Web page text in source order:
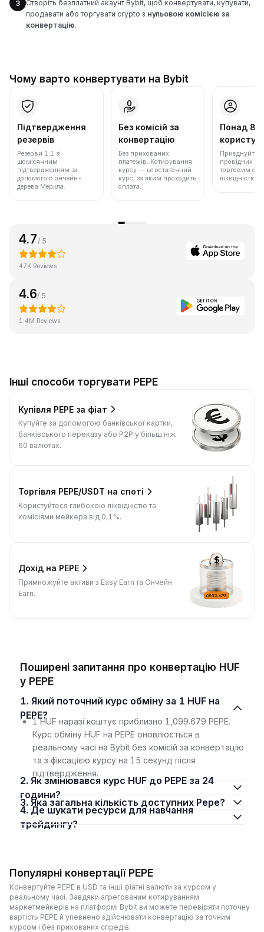
3
Створіть безплатний акаунт Bybit, щоб конвертувати, купувати,
продавати або торгувати crypto з нульовою комісією за
конвертацію.
Чому варто конвертувати на Bybit
Підтвердження
резервів
Резерви 1:1 зі
щомісячним
підтвердженням за
допомогою ончейн-
дерева Меркла.
Без комісій за
конвертацію
Без прихованих
платежів. Котирування
курсу — це остаточний
курс, за яким проходить
оплата.
Понад 86
Приєднуйтеся
провідних
торговим
ліквідністю.
4.7 / 5
47K Reviews
4.6/ 5
1.4M Reviews
Інші способи торгувати PEPE
Купівля PEPE за фіат
Купуйте за допомогою банківської картки,
банківського переказу або P2P у більш ніж
60 валютах.
Торгівля PEPE/USDT на споті
Користуйтеся глибокою ліквідністю та
комісіями мейкера від 0,1%.
Дохід на PEPE
Примножуйте активи з Easy Earn та Ончейн
Earn.
Поширені запитання про конвертацію HUF
у PEPE
1. Який поточний курс обміну за 1 HUF на
PEPE?
1 HUF наразі коштує приблизно 1,099.679 PEPE.
Курс обміну HUF на PEPE оновлюється в
реальному часі на Bybit без комісій за конвертацію
та з фіксацією курсу на 15 секунд після
підтвердження.
2. Як змінювався курс HUF до PEPE за 24
години?
3. Яка загальна кількість доступних Pepe?
4. Де шукати ресурси для навчання
трейдингу?
Популярні конвертації PEPE
Конвертуйте PEPE в USD та інші фіатні валюти за курсом у
реальному часі. Завдяки агрегованим котируванням
маркетмейкерів на платформі Bybit ви можете перевіряти поточну
вартість PEPE й упевнено здійснювати конвертацію за точним
курсом і без прихованих спредів.